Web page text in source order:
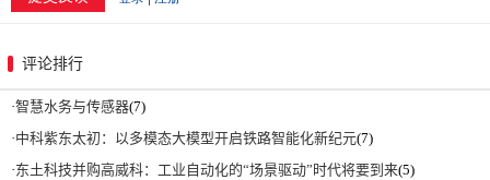
评论排行
·智慧水务与传感器(7)
·中科紫东太初：以多模态大模型开启铁路智能化新纪元(7)
·东土科技并购高威科：工业自动化的“场景驱动”时代将要到来(5)